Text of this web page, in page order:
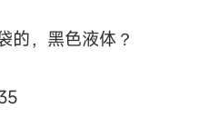
的，黑色液体？